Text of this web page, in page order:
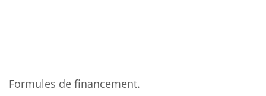
Formules de financement.